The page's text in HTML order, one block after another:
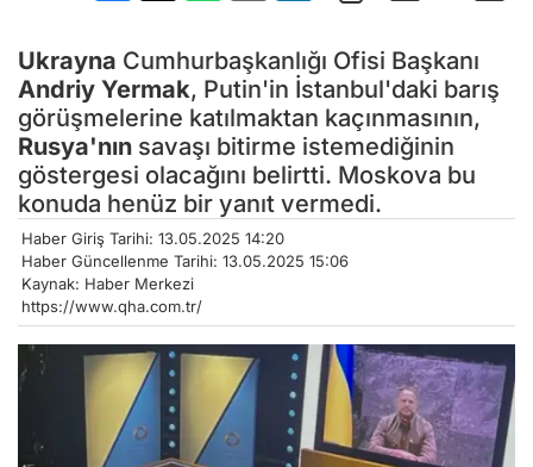
Ukrayna Cumhurbaşkanlığı Ofisi Başkanı
Andriy Yermak, Putin'in İstanbul'daki barış
görüşmelerine katılmaktan kaçınmasının,
Rusya'nın savaşı bitirme istemediğinin
göstergesi olacağını belirtti. Moskova bu
konuda henüz bir yanıt vermedi.
Haber Giriş Tarihi: 13.05.2025 14:20
Haber Güncellenme Tarihi: 13.05.2025 15:06
Kaynak: Haber Merkezi
https://www.qha.com.tr/